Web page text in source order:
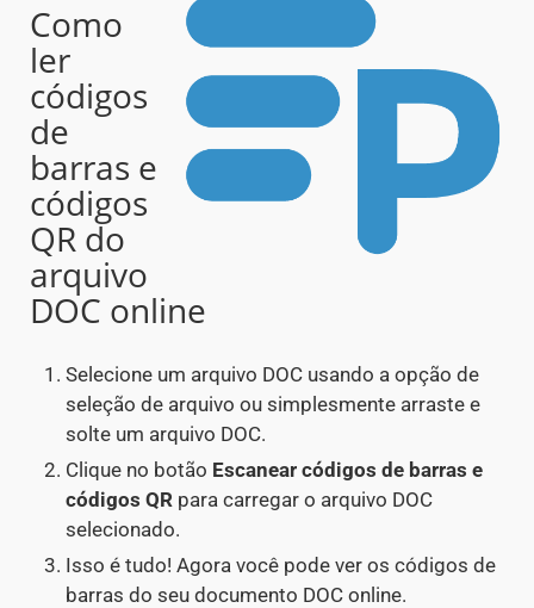
Como
ler
códigos
de
barras e
códigos
QR do
arquivo
DOC online
Selecione um arquivo DOC usando a opção de
seleção de arquivo ou simplesmente arraste e
solte um arquivo DOC.
Clique no botão Escanear códigos de barras e
códigos QR para carregar o arquivo DOC
selecionado.
Isso é tudo! Agora você pode ver os códigos de
barras do seu documento DOC online.